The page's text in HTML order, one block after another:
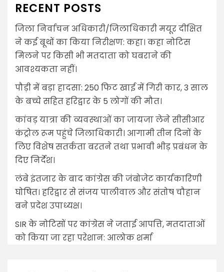
RECENT POSTS
जिला निर्वाचन अधिकारी/जिलाधिकारी मयूर दीक्षित
ने कई बूथों का किया निरीक्षण: कहा। कहा नोटिस
मिलने पर किसी भी मतदाता को घबराने की
आवश्यकता नहीं।
पौड़ी में बड़ा हादसा: 250 फिट खाई में गिरी कार, 3 साल
के बच्चे सहित हरिद्वार के 5 लोगों की मौत।
कांवड़ यात्रा की व्यवस्थाओं का जायजा लेने सीसीआर
कंट्रोल रूम पहुंचे जिलाधिकारी। आगामी तीन दिनों के
लिए विशेष सतर्कता बरतने तथा प्रभावी भीड़ प्रबंधन के
दिए निर्देश।
लंबे इंतजार के बाद कांग्रेस की जंबोजेट कार्यकारिणी
घोषित। हरिद्वार से संजय पालीवाल और संतोष चौहान
बने प्रदेश उपाध्यक्ष।
SIR के नोटिसों पर कांग्रेस ने जताई आपत्ति, मतदाताओं
को किया जा रहा परेशान: आलोक शर्मा